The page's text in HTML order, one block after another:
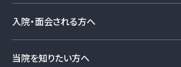
入院・面会される方へ
当院を知りたい方へ